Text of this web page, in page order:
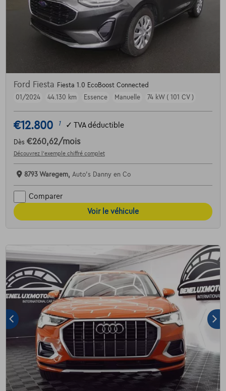
Ford Fiesta Fiesta 1.0 EcoBoost Connected
01/2024
44.130 km Essence Manuelle 74 kW ( 101 CV )
€12.800 1 ✓ TVA déductible
Dès €260,62/mois
Découvrez l’exemple chiffré complet
8793 Waregem, Auto's Danny en Co
Comparer
Voir le véhicule